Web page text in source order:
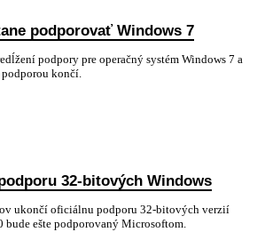
podporovať Windows 7
podpory pre operačný systém Windows 7 a
podporou končí.
32-bitových Windows
ukončí oficiálnu podporu 32-bitových verzií
ešte podporovaný Microsoftom.